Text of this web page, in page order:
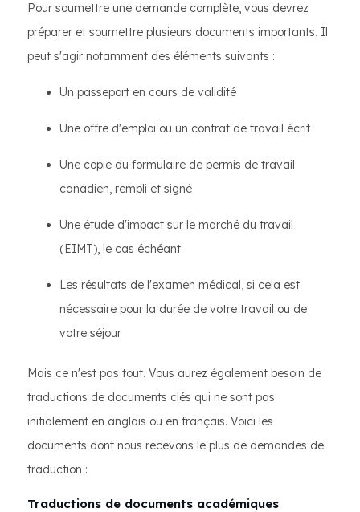
Pour soumettre une demande complète, vous devrez
préparer et soumettre plusieurs documents importants. Il
peut s'agir notamment des éléments suivants :
Un passeport en cours de validité
Une offre d'emploi ou un contrat de travail écrit
Une copie du formulaire de permis de travail
canadien, rempli et signé
Une étude d'impact sur le marché du travail
(EIMT), le cas échéant
Les résultats de l'examen médical, si cela est
nécessaire pour la durée de votre travail ou de
votre séjour
Mais ce n'est pas tout. Vous aurez également besoin de
traductions de documents clés qui ne sont pas
initialement en anglais ou en français. Voici les
documents dont nous recevons le plus de demandes de
traduction :
Traductions de documents académiques